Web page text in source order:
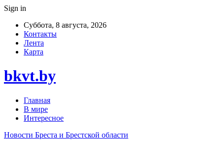
Sign in
Суббота, 8 августа, 2026
Контакты
Лента
Карта
bkvt.by
Главная
В мире
Интересное
Новости Бреста и Брестской области